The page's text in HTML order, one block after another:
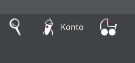
Konto